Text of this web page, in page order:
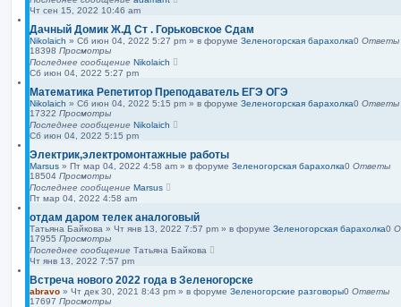
Чт сен 15, 2022 10:46 am
Дачный Домик Ж.Д Ст . Горьковское Сдам
Nikolaich » Сб июн 04, 2022 5:27 pm » в форуме Зеленогорская барахолка0 Ответы
18398 Просмотры
Последнее сообщение Nikolaich
Сб июн 04, 2022 5:27 pm
Математика Репетитор Преподаватель ЕГЭ ОГЭ
Nikolaich » Сб июн 04, 2022 5:15 pm » в форуме Зеленогорская барахолка0 Ответы
17322 Просмотры
Последнее сообщение Nikolaich
Сб июн 04, 2022 5:15 pm
Электрик,электромонтажные работы
Marsus » Пт мар 04, 2022 4:58 am » в форуме Зеленогорская барахолка0 Ответы
18504 Просмотры
Последнее сообщение Marsus
Пт мар 04, 2022 4:58 am
отдам даром телек аналоговый
Татьяна Байкова » Чт янв 13, 2022 7:57 pm » в форуме Зеленогорская барахолка0
17955 Просмотры
Последнее сообщение Татьяна Байкова
Чт янв 13, 2022 7:57 pm
Встреча нового 2022 года в Зеленогорске
abravo » Чт дек 30, 2021 8:43 pm » в форуме Зеленогорские разговоры0 Ответы
17697 Просмотры